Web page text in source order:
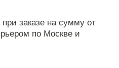
заказе на сумму от
по Москве и